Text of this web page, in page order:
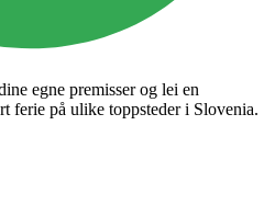
egne premisser og lei en
ferie på ulike toppsteder i Slovenia.